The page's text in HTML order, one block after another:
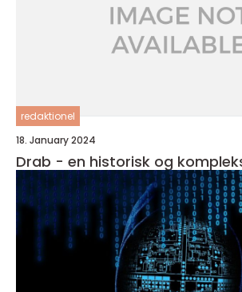
redaktionel
18. January 2024
Drab - en historisk og